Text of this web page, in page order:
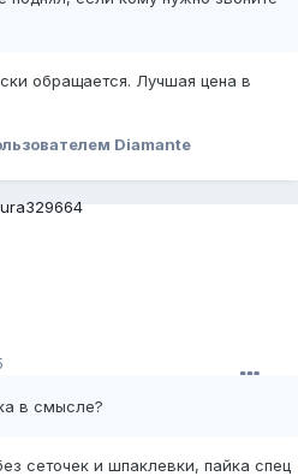
обращается. Лучшая цена в
Diamante
в смысле?
сеточек и шпаклевки, пайка спец